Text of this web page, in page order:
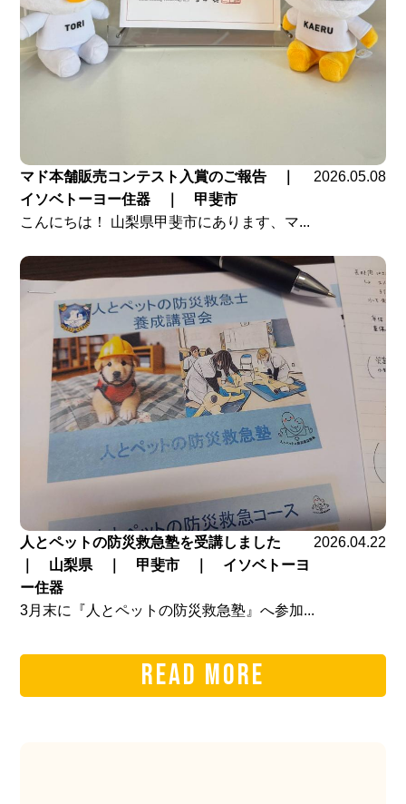
マド本舗販売コンテスト入賞のご報告 ｜
イソベトーヨー住器 ｜ 甲斐市
2026.05.08
こんにちは！ 山梨県甲斐市にあります、マ...
人とペットの防災救急塾を受講しました
｜ 山梨県 ｜ 甲斐市 ｜ イソベトーヨ
ー住器
2026.04.22
3月末に『人とペットの防災救急塾』へ参加...
READ MORE